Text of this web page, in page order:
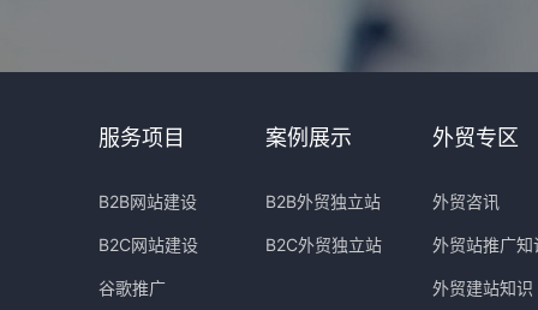
服务项目
B2B网站建设
B2C网站建设
谷歌推广
案例展示
B2B外贸独立站
B2C外贸独立站
外贸专区
外贸咨讯
外贸站推广知
外贸建站知识